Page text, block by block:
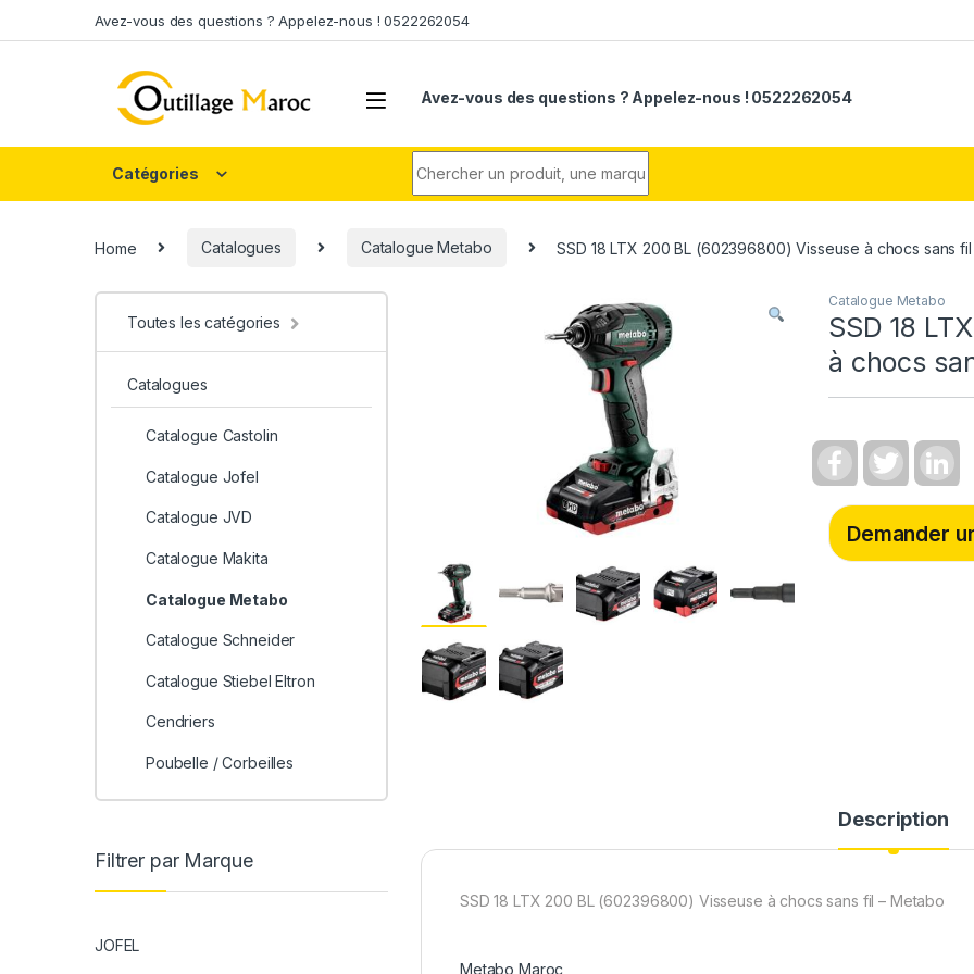
Avez-vous des questions ? Appelez-nous ! 0522262054
Avez-vous des questions ? Appelez-nous ! 0522262054
Catégories
Home Catalogues Catalogue Metabo SSD 18 LTX 200 BL (602396800) Visseuse à chocs sans
Catalogue Metabo
SSD 18
à chocs
c
e
b
o
o
i
t
e
r
n
k
d
I
Demander
Description
SSD 18 LTX 200 BL (602396800) Visseuse à chocs sans fil – Metabo
Metabo Maroc
Toutes les catégories
Catalogues
Catalogue Castolin
Catalogue Jofel
Catalogue JVD
Catalogue Makita
Catalogue Metabo
Catalogue Schneider
Catalogue Stiebel Eltron
Cendriers
Poubelle / Corbeilles
Filtrer par Marque
JOFEL